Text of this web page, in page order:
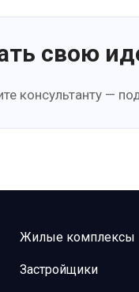
свою
консультанту —
Жилые комплексы
Застройщики